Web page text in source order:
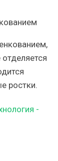
ростки.